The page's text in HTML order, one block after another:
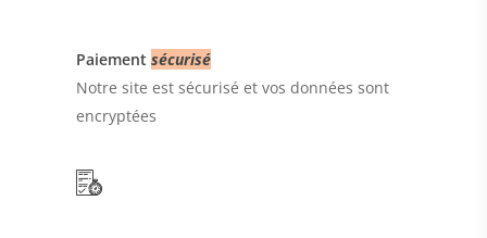
Paiement sécurisé
Notre site est sécurisé et vos données sont
encryptées